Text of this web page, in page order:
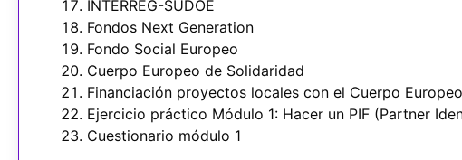
INTERREG-SUDOE
Fondos Next Generation
Fondo Social Europeo
Cuerpo Europeo de Solidaridad
Financiación proyectos locales con el Cuerpo
Ejercicio práctico Módulo 1: Hacer un PIF (Partner
Cuestionario módulo 1